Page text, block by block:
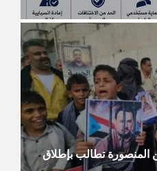
المنصورة تطالب بإطلاق